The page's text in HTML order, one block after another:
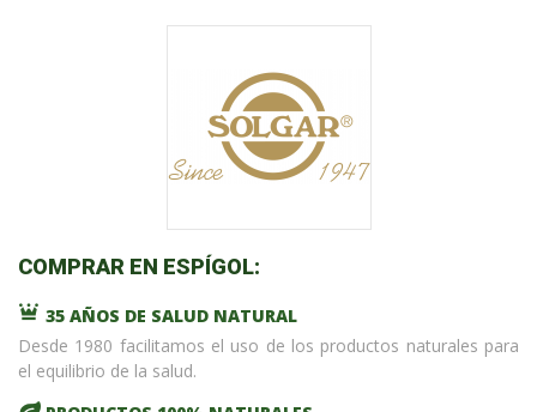
COMPRAR EN ESPÍGOL:
35 AÑOS DE SALUD NATURAL
Desde 1980 facilitamos el uso de los productos naturales para
el equilibrio de la salud.